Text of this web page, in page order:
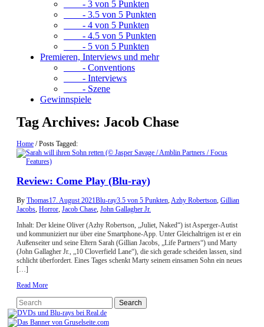
- 3 von 5 Punkten
- 3.5 von 5 Punkten
- 4 von 5 Punkten
- 4.5 von 5 Punkten
- 5 von 5 Punkten
Premieren, Interviews und mehr
- Conventions
- Interviews
- Szene
Gewinnspiele
Tag Archives: Jacob Chase
Home /Posts Tagged:
Review: Come Play (Blu-ray)
By Thomas17. August 2021Blu-ray3.5 von 5 Punkten,Azhy Robertson, Gillian
Jacobs, Horror, Jacob Chase, John Gallagher Jr.
Inhalt: Der kleine Oliver (Azhy Robertson, „Juliet, Naked“) ist Asperger-Autist
und kommuniziert nur über eine Smartphone-App. Unter Gleichaltrigen ist er ein
Außenseiter und seine Eltern Sarah (Gillian Jacobs, „Life Partners“) und Marty
(John Gallagher Jr., „10 Cloverfield Lane“), die sich gerade scheiden lassen, sind
schlicht überfordert. Eines Tages schenkt Marty seinem einsamen Sohn ein neues
[…]
Read More